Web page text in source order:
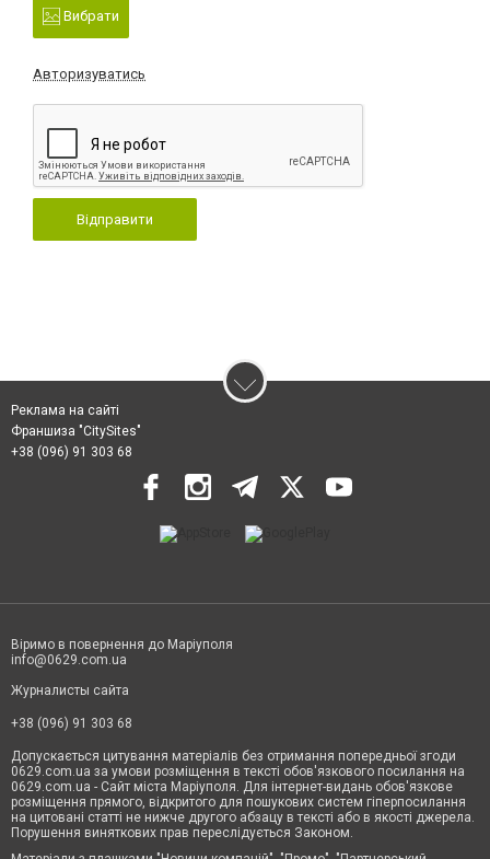
Вибрати
Авторизуватись
Відправити
Реклама на сайті
Франшиза "CitySites"
+38 (096) 91 303 68
Віримо в повернення до Маріуполя
info@0629.com.ua
Журналисты сайта
+38 (096) 91 303 68
Допускається цитування матеріалів без отримання попередньої згоди
0629.com.ua за умови розміщення в тексті обов'язкового посилання на
0629.com.ua - Сайт міста Маріуполя. Для інтернет-видань обов'язкове
розміщення прямого, відкритого для пошукових систем гіперпосилання
на цитовані статті не нижче другого абзацу в тексті або в якості джерела.
Порушення виняткових прав переслідується Законом.